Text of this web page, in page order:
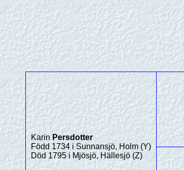
Karin Persdotter
Född 1734 i Sunnansjö, Holm (Y)
Död 1795 i Mjösjö, Hällesjö (Z)